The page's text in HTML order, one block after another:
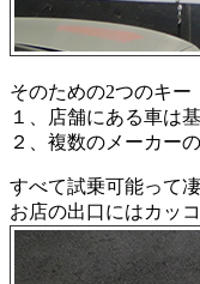
そのための2つのキ
１、店舗にある車は
２、複数のメーカー
すべて試乗可能って
お店の出口にはカッ